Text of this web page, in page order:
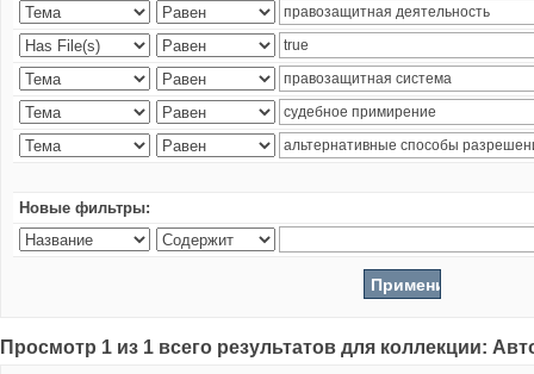
Новые фильтры:
Просмотр 1 из 1 всего результатов для коллекции: